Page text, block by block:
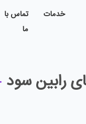
خدمات
تماس با
ما
رابین سود